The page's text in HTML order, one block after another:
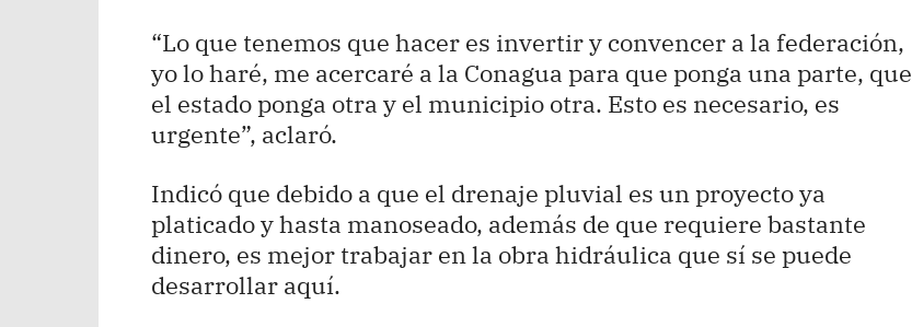
“Lo que tenemos que hacer es invertir y convencer a la federación,
yo lo haré, me acercaré a la Conagua para que ponga una parte, que
el estado ponga otra y el municipio otra. Esto es necesario, es
urgente”, aclaró.
Indicó que debido a que el drenaje pluvial es un proyecto ya
platicado y hasta manoseado, además de que requiere bastante
dinero, es mejor trabajar en la obra hidráulica que sí se puede
desarrollar aquí.